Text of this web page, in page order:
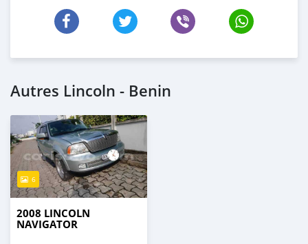
Autres Lincoln - Benin
6
2008 LINCOLN
NAVIGATOR